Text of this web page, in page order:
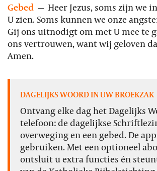
Gebed — Heer Jezus, soms zijn we
U zien. Soms kunnen we onze
Gij ons uitnodigt om met U mee te
ons vertrouwen, want wij geloven
Amen.
DAGELIJKS WOORD IN UW BROEKZAK
Ontvang elke dag het Dagelijks
telefoon: de dagelijkse
overweging en een gebed. De
gebruiken. Met een optioneel
ontsluit u extra functies én